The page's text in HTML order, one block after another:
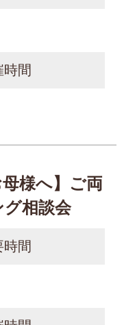
時間
母様へ】ご両
相談会
時間